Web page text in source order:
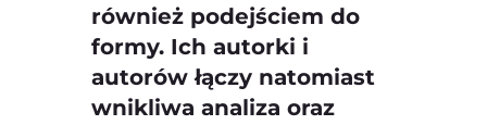
również podejściem do
formy. Ich autorki i
autorów łączy natomiast
wnikliwa analiza oraz